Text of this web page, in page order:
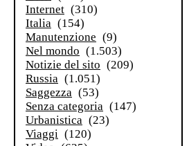
Internet (310)
Italia (154)
Manutenzione (9)
Nel mondo (1.503)
Notizie del sito (209)
Russia (1.051)
Saggezza (53)
Senza categoria (147)
Urbanistica (23)
Viaggi (120)